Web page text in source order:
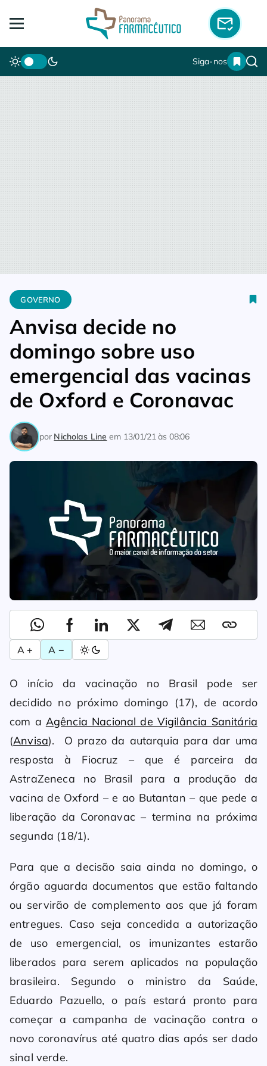
Siga-nos
Home Governo Anvisa decide no domingo sobre uso
GOVERNO
Anvisa decide no
domingo sobre uso
emergencial das vacinas
de Oxford e Coronavac
por Nicholas Line em 13/01/21 às 08:06
A + A −
O início da vacinação no Brasil pode ser
decidido no próximo domingo (17), de acordo
com a Agência Nacional de Vigilância Sanitária
(Anvisa). O prazo da autarquia para dar uma
resposta à Fiocruz – que é parceira da
AstraZeneca no Brasil para a produção da
vacina de Oxford – e ao Butantan – que pede a
liberação da Coronavac – termina na próxima
segunda (18/1).
Para que a decisão saia ainda no domingo, o
órgão aguarda documentos que estão faltando
ou servirão de complemento aos que já foram
entregues. Caso seja concedida a autorização
de uso emergencial, os imunizantes estarão
liberados para serem aplicados na população
brasileira. Segundo o ministro da Saúde,
Eduardo Pazuello, o país estará pronto para
começar a campanha de vacinação contra o
novo coronavírus até quatro dias após ser dado
sinal verde.